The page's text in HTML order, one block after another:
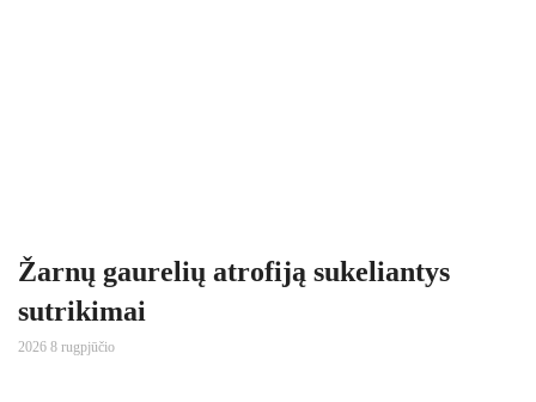
Žarnų gaurelių atrofiją sukeliantys
sutrikimai
2026 8 rugpjūčio